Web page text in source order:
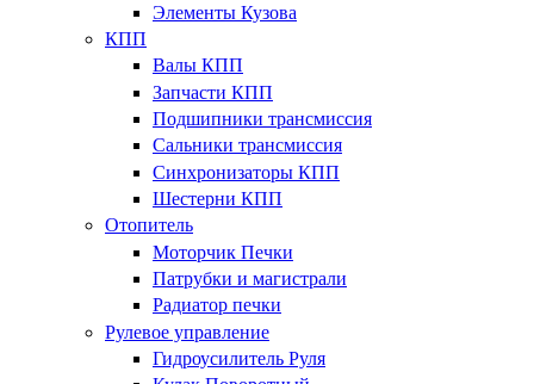
Элементы Кузова
КПП
Валы КПП
Запчасти КПП
Подшипники трансмиссия
Сальники трансмиссия
Синхронизаторы КПП
Шестерни КПП
Отопитель
Моторчик Печки
Патрубки и магистрали
Радиатор печки
Рулевое управление
Гидроусилитель Руля